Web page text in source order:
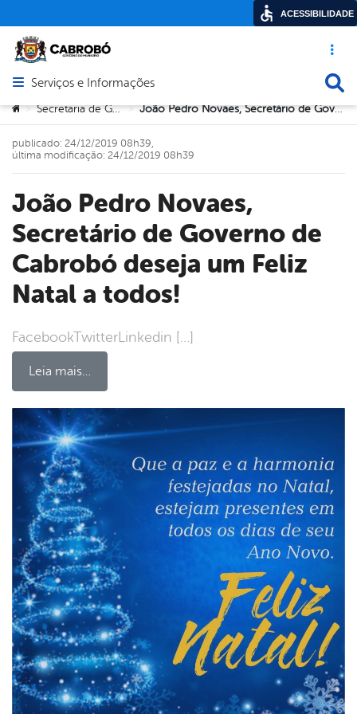
Acesso
Abrir menu principal de navegação
Serviços e Informações
Você está aqui:
> Secretaria de Governo > João Pedro Novaes, Secretário de Governo de Cabrobó deseja um Feliz Natal a todos!
João Pedro Novaes,
Secretário de Governo de
Cabrobó deseja um Feliz
Natal a todos!
FacebookTwitterLinkedin […]
Leia mais…
publicado: 24/12/2019 08h39,
última modificação: 24/12/2019 08h39
ACESSIBILIDADE